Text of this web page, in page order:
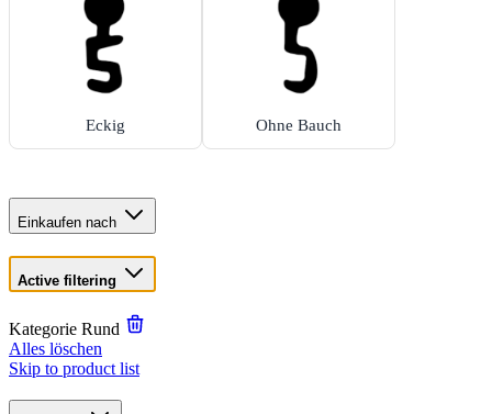
Eckig Ohne Bauch
Einkaufen nach
Active filtering
Kategorie Rund
Alles löschen
Skip to product list